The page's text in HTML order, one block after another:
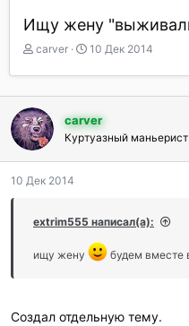
Ищу жену
А
т
о
р
т
е
м
ы
carver
Д
т
а
н
а
ч
а
10 Дек 2014
carver
Куртуазный маньерист
10 Дек 2014
extrim555 написал(а):
ищу жену будем вместе
Создал отдельную тему.